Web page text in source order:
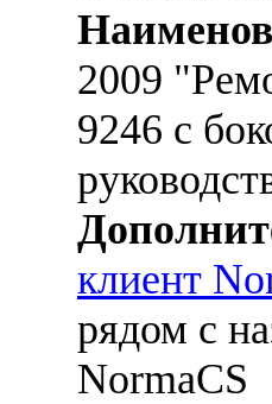
2009
9246 с
клиент
рядом с
NormaCS